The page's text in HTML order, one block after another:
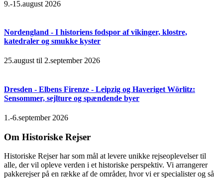
9.-15.august 2026
Nordengland - I historiens fodspor af vikinger, klostre,
katedraler og smukke kyster
25.august til 2.september 2026
Dresden - Elbens Firenze - Leipzig og Haveriget Wörlitz:
Sensommer, sejlture og spændende byer
1.-6.september 2026
Om Historiske Rejser
Historiske Rejser har som mål at levere unikke rejseoplevelser til
alle, der vil opleve verden i et historiske perspektiv. Vi arrangerer
pakkerejser på en række af de områder, hvor vi er specialister og så